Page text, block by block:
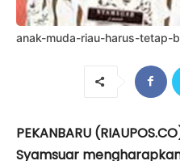
anak-muda-riau-harus-tetap-
PEKANBARU
Syamsuar